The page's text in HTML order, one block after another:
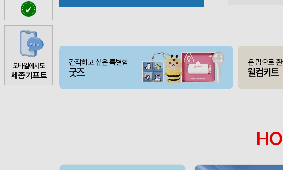
✔
모바일에서도
세종기프트
375349
375348
간직하고 싶은 특별함
굿즈
온 맘으로
웰컴키트